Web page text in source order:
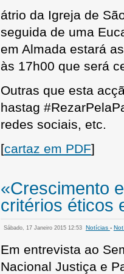
átrio da Igreja de
seguida de uma
em Almada estará
às 17h00 que será
Outras que esta
hastag
redes sociais, etc.
[cartaz em PDF]
«Crescimento
critérios éticos
Sábado, 17 Janeiro 2015 12:53 Notícias -
Em entrevista ao
Nacional Justiça e